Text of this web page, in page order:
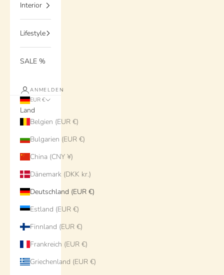
Interior
Lifestyle
SALE %
ANMELDEN
EUR €
Land
Belgien (EUR €)
Bulgarien (EUR €)
China (CNY ¥)
Dänemark (DKK kr.)
Deutschland (EUR €)
Estland (EUR €)
Finnland (EUR €)
Frankreich (EUR €)
Griechenland (EUR €)